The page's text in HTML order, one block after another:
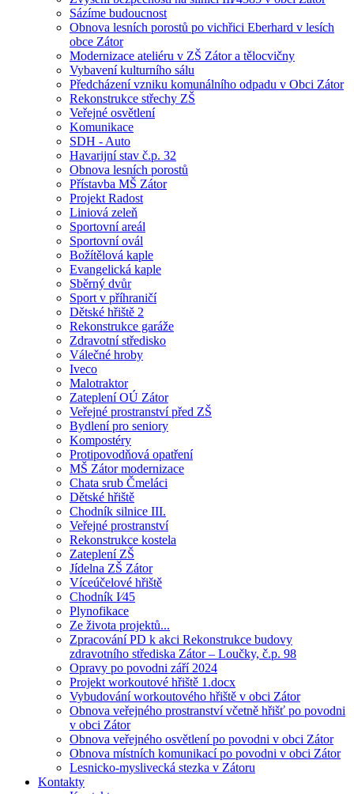
Sázíme budoucnost
Obnova lesních porostů po vichřici Eberhard v lesích
obce Zátor
Modernizace ateliéru v ZŠ Zátor a tělocvičny
Vybavení kulturního sálu
Předcházení vzniku komunálního odpadu v Obci Zátor
Rekonstrukce střechy ZŠ
Veřejné osvětlení
Komunikace
SDH - Auto
Havarijní stav č.p. 32
Obnova lesních porostů
Přístavba MŠ Zátor
Projekt Radost
Liniová zeleň
Sportovní areál
Sportovní ovál
Božítělová kaple
Evangelická kaple
Sběrný dvůr
Sport v příhraničí
Dětské hřiště 2
Rekonstrukce garáže
Zdravotní středisko
Válečné hroby
Iveco
Malotraktor
Zateplení OÚ Zátor
Veřejné prostranství před ZŠ
Bydlení pro seniory
Kompostéry
Protipovodňová opatření
MŠ Zátor modernizace
Chata srub Čmeláci
Dětské hřiště
Chodník silnice III.
Veřejné prostranství
Rekonstrukce kostela
Zateplení ZŠ
Jídelna ZŠ Zátor
Víceúčelové hřiště
Chodník I⁄45
Plynofikace
Ze života projektů...
Zpracování PD k akci Rekonstrukce budovy
zdravotního střediska Zátor – Loučky, č.p. 98
Opravy po povodni září 2024
Projekt workoutové hřiště 1.docx
Vybudování workoutového hřiště v obci Zátor
Obnova veřejného prostranství včetně hřišť po povodni
v obci Zátor
Obnova veřejného osvětlení po povodni v obci Zátor
Obnova místních komunikací po povodni v obci Zátor
Lesnicko-myslivecká stezka v Zátoru
Kontakty